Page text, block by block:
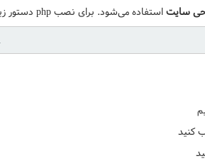
سایت استفاده می‌شود. برای نصب php دستور زیر را اجرا کنید